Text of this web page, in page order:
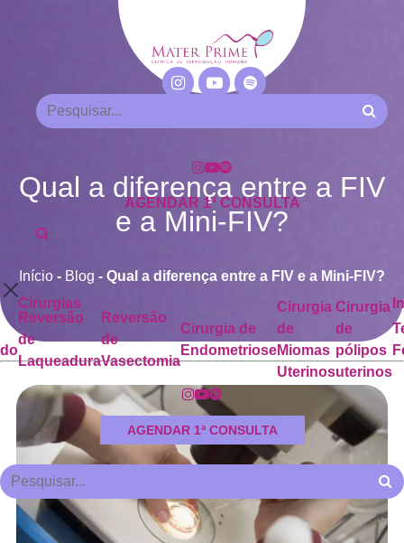
AGENDAR 1ª CONSULTA
Cirurgias
Reversão
de
Laqueadura
Reversão
de
Vasectomia
Cirurgia de
Endometriose
Cirurgia
de
Miomas
Uterinos
Cirurgia
de
pólipos
uterinos
AGENDAR 1ª CONSULTA
Qual a diferença entre a FIV
e a Mini-FIV?
Início - Blog - Qual a diferença entre a FIV e a Mini-FIV?